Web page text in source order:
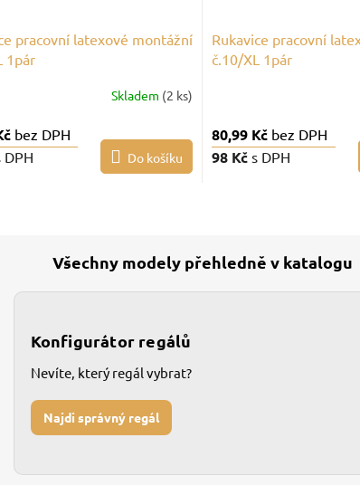
pracovní latexové montážní
1pár
Skladem (2 ks)
bez DPH
DPH
Do košíku
Rukavice pracovní
č.10/XL 1pár
80,99 Kč bez DPH
98 Kč s DPH
Všechny modely přehledně v katalogu
Konfigurátor regálů
Nevíte, který regál vybrat?
Najdi správný regál